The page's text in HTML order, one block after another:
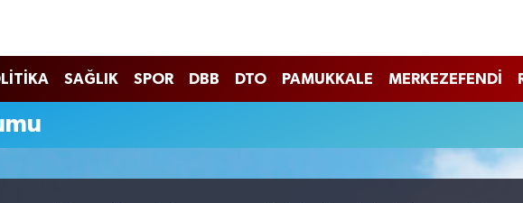
SAĞLIK SPOR DBB DTO PAMUKKALE MERKEZEFENDİ